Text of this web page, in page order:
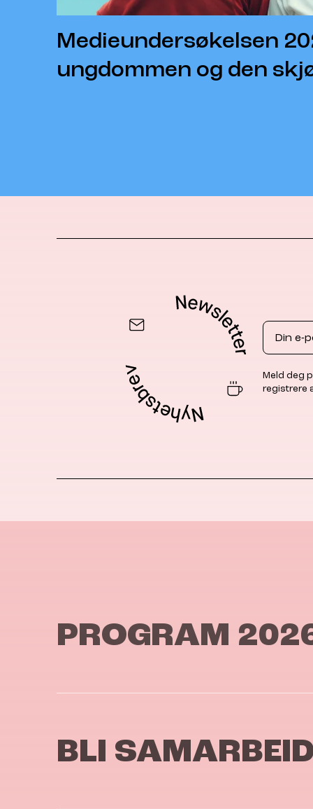
Medieundersøkelsen
ungdommen og den
Email
Meld deg
registrere
PROGRAM
BLI